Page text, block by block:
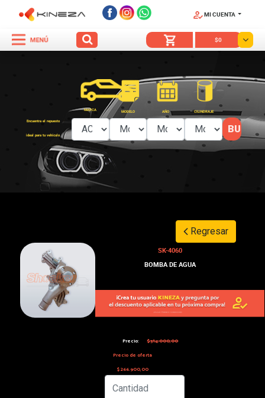
MI CUENTA
$0
Encuentra el repuesto
ideal para tu vehículo
MARCA MODELO AÑO CILINDRAJE
Regresar
SK-4060
BOMBA DE AGUA
Precio:
$314.000,00
Precio de oferta
$266.900,00